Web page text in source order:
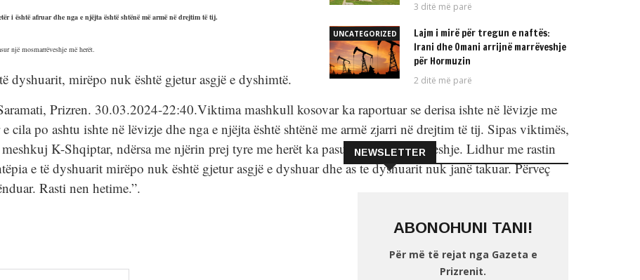
i është afruar dhe nga e njëjta është shtënë më armë në drejtim të tij.
një mosmarrëveshje më herët.
dyshuarit, mirëpo nuk është gjetur asgjë e dyshimtë.
Prizren. 30.03.2024-22:40.Viktima mashkull kosovar ka raportuar se derisa ishte në lëvizje me
cila po ashtu ishte në lëvizje dhe nga e njëjta është shtënë me armë zjarri në drejtim të tij. Sipas viktimës,
K-Shqiptar, ndërsa me njërin prej tyre me herët ka pasur një mosmarrëveshje. Lidhur me rastin
e të dyshuarit mirëpo nuk është gjetur asgjë e dyshuar dhe as te dyshuarit nuk janë takuar. Përveç
Rasti nen hetime.”.
3 ditë më parë
UNCATEGORIZED
Lajm i mirë për tregun e naftës:
Irani dhe Omani arrijnë marrëveshje
për Hormuzin
2 ditë më parë
NEWSLETTER
ABONOHUNI TANI!
Për më të rejat nga Gazeta e
Prizrenit.